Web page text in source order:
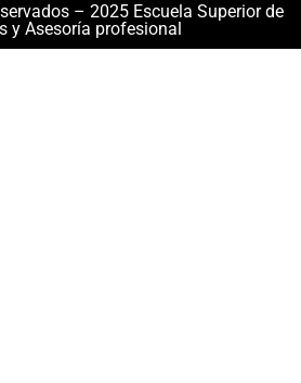
– 2025 Escuela Superior de
y Asesoría profesional